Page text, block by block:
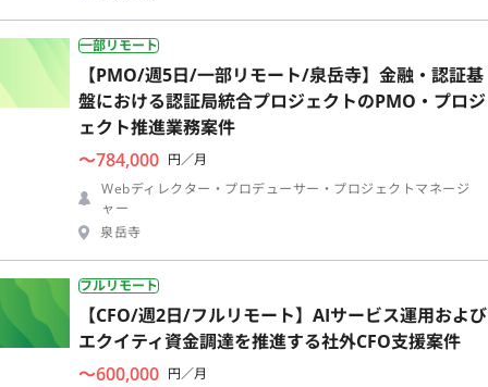
一部リモート
【PMO/週5日/一部リモート/泉岳寺】金融・認証基
盤における認証局統合プロジェクトのPMO・プロジ
ェクト推進業務案件
〜784,000 円／月
Webディレクター・プロデューサー・プロジェクトマネージ
ャー
泉岳寺
フルリモート
【CFO/週2日/フルリモート】AIサービス運用および
エクイティ資金調達を推進する社外CFO支援案件
〜600,000 円／月